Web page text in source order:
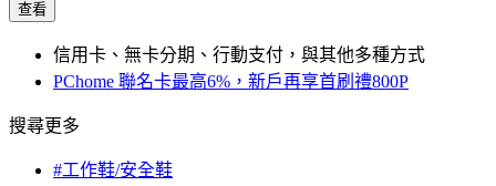
查看
信用卡、無卡分期、行動支付，與其他多種方式
PChome 聯名卡最高6%，新戶再享首刷禮800P
搜尋更多
#工作鞋/安全鞋